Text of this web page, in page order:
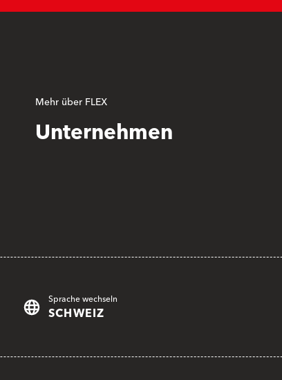
Mehr über FLEX
Unternehmen
Sprache wechseln
SCHWEIZ